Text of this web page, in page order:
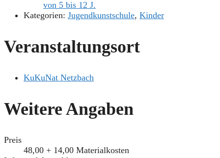
von 5 bis 12 J.
Kategorien: Jugendkunstschule, Kinder
Veranstaltungsort
KuKuNat Netzbach
Weitere Angaben
Preis
48,00 + 14,00 Materialkosten